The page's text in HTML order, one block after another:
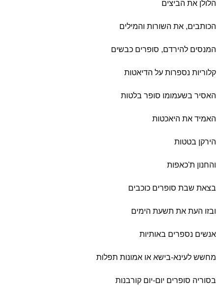
הלולן את הביצים
הכותבים, את השורות והמילים
המנסים להירדם, סופרים כבשים
קלוריות נספרות על הדיאטות
האסיר בשעמומו סופר בלטות
האמיד את היאכטות
הירקן בטטות
והחנון ת'כאפות
בצאת שבת סופרים כוכבים
ובזו העת את תשעת הימים
אנשים נספרים באותיות
מחשש לעינא-בישא או אמונות תפלות
בסוריה סופרים יום-יום קורבנות